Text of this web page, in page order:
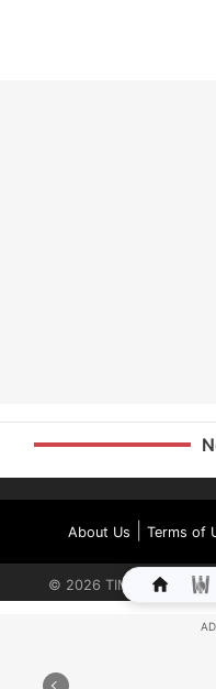
About Us Terms of
© 2026 TIMES